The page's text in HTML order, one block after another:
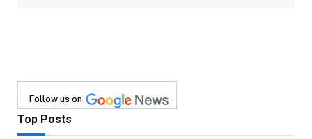
Follow us on
Top Posts